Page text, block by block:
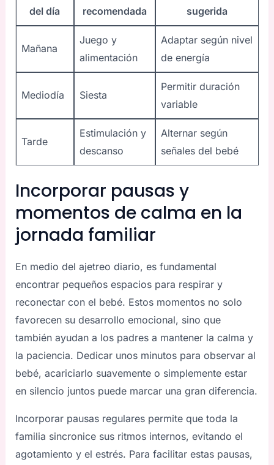
del día
recomendada
sugerida
Mañana
Juego y
alimentación
Adaptar según nivel
de energía
Mediodía Siesta
Permitir duración
variable
Tarde
Estimulación y
descanso
Alternar según
señales del bebé
Incorporar pausas y
momentos de calma en la
jornada familiar
En medio del ajetreo diario, es fundamental
encontrar pequeños espacios para respirar y
reconectar con el bebé. Estos momentos no solo
favorecen su desarrollo emocional, sino que
también ayudan a los padres a mantener la calma y
la paciencia. Dedicar unos minutos para observar al
bebé, acariciarlo suavemente o simplemente estar
en silencio juntos puede marcar una gran diferencia.
Incorporar pausas regulares permite que toda la
familia sincronice sus ritmos internos, evitando el
agotamiento y el estrés. Para facilitar estas pausas,